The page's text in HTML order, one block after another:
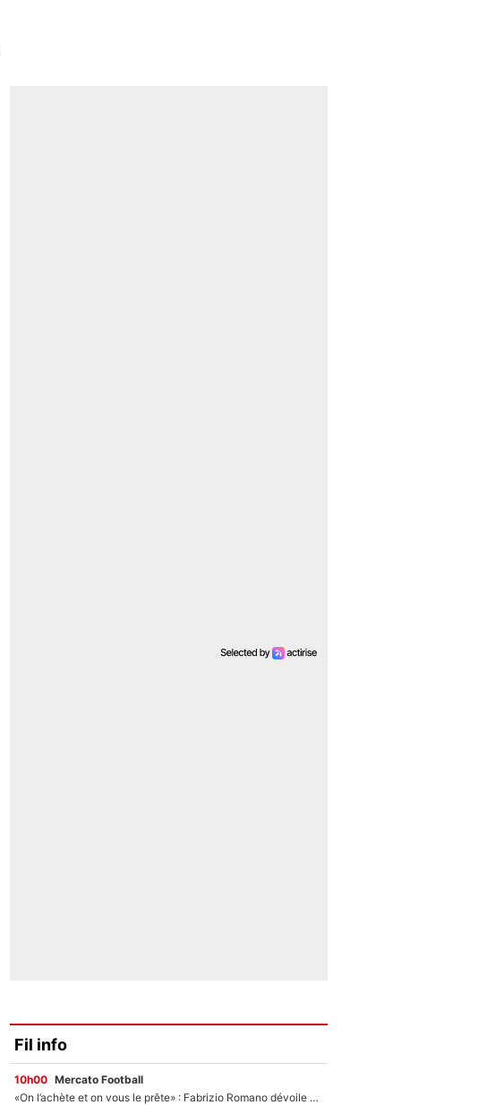
Fil info
10h00 Mercato Football
«On l’achète et on vous le prête» : Fabrizio Romano dévoile déjà la stratégie du PSG avec le transfert de Zion Suzuki !